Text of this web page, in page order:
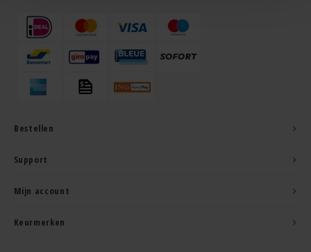
Bestellen
Support
Mijn account
Keurmerken